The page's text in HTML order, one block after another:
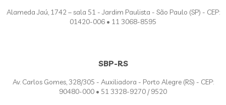
Alameda Jaú, 1742 – sala 51 - Jardim Paulista - São Paulo (SP) - CEP:
01420-006 • 11 3068-8595
SBP-RS
Av. Carlos Gomes, 328/305 - Auxiliadora - Porto Alegre (RS) - CEP:
90480-000 • 51 3328-9270 / 9520